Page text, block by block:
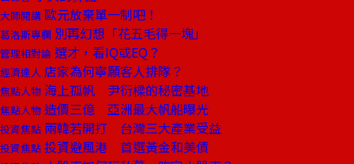
大師開講 歐元放棄單一制吧！
葛洛斯專欄 別再幻想「花五毛得一塊」
管理相對論 選才，看IQ或EQ？
經濟達人 店家為何寧願客人排隊？
焦點人物 海上孤帆 尹衍樑的秘密基地
焦點人物 造價三億 亞洲最大帆船曝光
投資焦點 兩韓若開打 台灣三大產業受益
投資焦點 投資避風港 首選黃金和美債